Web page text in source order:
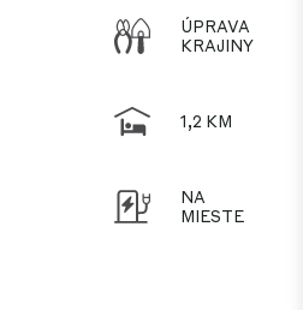
ÚPRAVA
KRAJINY
1,2 KM
NA
MIESTE